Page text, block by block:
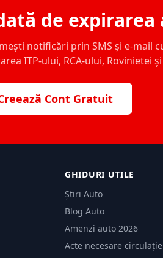
de
notificări prin SMS și e-mail
ITP-ului, RCA-ului, Rovinietei și
Cont Gratuit
GHIDURI UTILE
Știri Auto
Blog Auto
Amenzi auto 2026
Acte necesare circulație